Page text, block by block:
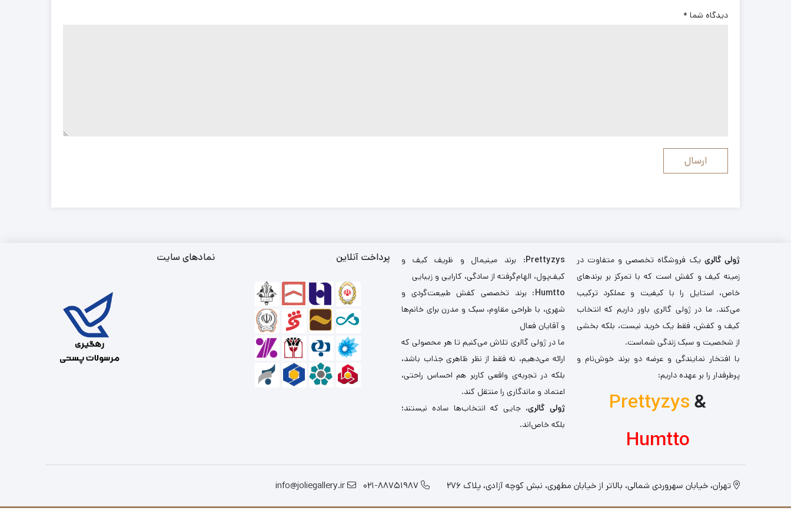
دیدگاه شما *
ژولی گالری یک فروشگاه تخصصی و متفاوت در
زمینه کیف و کفش است که با تمرکز بر برندهای
خاص، استایل را با کیفیت و عملکرد ترکیب
می‌کند. ما در ژولی گالری باور داریم که انتخاب
کیف و کفش، فقط یک خرید نیست، بلکه بخشی
از شخصیت و سبک زندگی شماست.
با افتخار نمایندگی و عرضه دو برند خوش‌نام و
پرطرفدار را بر عهده داریم:
Prettyzys&
Humtto
Prettyzys: برند مینیمال و ظریف کیف و
کیف‌پول، الهام‌گرفته از سادگی، کارایی و زیبایی
Humtto: برند تخصصی کفش طبیعت‌گردی و
شهری، با طراحی مقاوم، سبک و مدرن برای خانم‌ها
و آقایان فعال
ما در ژولی گالری تلاش می‌کنیم تا هر محصولی که
ارائه می‌دهیم، نه فقط از نظر ظاهری جذاب باشد،
بلکه در تجربه‌ی واقعی کاربر هم احساس راحتی،
اعتماد و ماندگاری را منتقل کند.
ژولی گالری، جایی که انتخاب‌ها ساده نیستند؛
بلکه خاص‌اند.
پرداخت آنلاین نمادهای سایت
تهران، خیابان سهروردی شمالی، بالاتر از خیابان مطهری، نبش کوچه آزادی، پلاک 276 021-88751987
info@joliegallery.ir